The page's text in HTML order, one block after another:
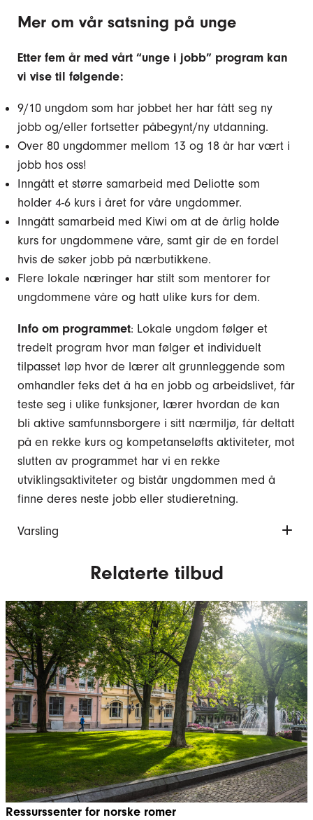
Mer om vår satsning på unge
Etter fem år med vårt “unge i jobb” program kan
vi vise til følgende:
9/10 ungdom som har jobbet her har fått seg ny
jobb og/eller fortsetter påbegynt/ny utdanning.
Over 80 ungdommer mellom 13 og 18 år har vært i
jobb hos oss!
Inngått et større samarbeid med Deliotte som
holder 4-6 kurs i året for våre ungdommer.
Inngått samarbeid med Kiwi om at de årlig holde
kurs for ungdommene våre, samt gir de en fordel
hvis de søker jobb på nærbutikkene.
Flere lokale næringer har stilt som mentorer for
ungdommene våre og hatt ulike kurs for dem.
Info om programmet: Lokale ungdom følger et
tredelt program hvor man følger et individuelt
tilpasset løp hvor de lærer alt grunnleggende som
omhandler feks det å ha en jobb og arbeidslivet, får
teste seg i ulike funksjoner, lærer hvordan de kan
bli aktive samfunnsborgere i sitt nærmiljø, får deltatt
på en rekke kurs og kompetanseløfts aktiviteter, mot
slutten av programmet har vi en rekke
utviklingsaktiviteter og bistår ungdommen med å
finne deres neste jobb eller studieretning.
Varsling
Relaterte tilbud
Ressurssenter for norske romer